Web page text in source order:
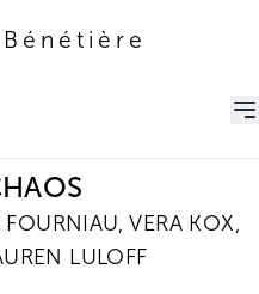
VERA KOX,
LULOFF